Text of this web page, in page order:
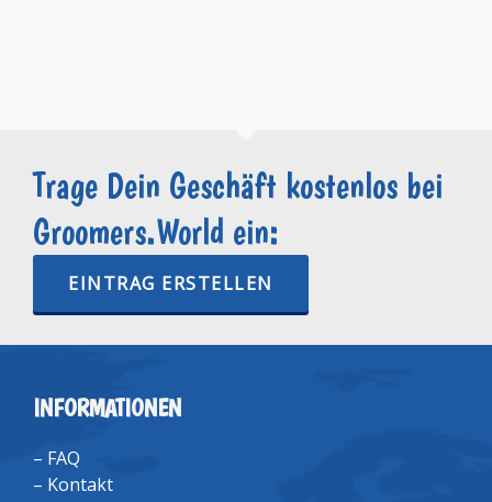
Trage Dein Geschäft kostenlos bei
Groomers.World ein:
EINTRAG ERSTELLEN
INFORMATIONEN
– FAQ
– Kontakt